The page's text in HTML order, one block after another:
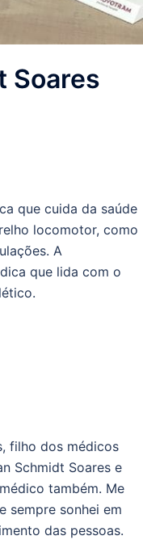
Soares
que cuida da saúde
locomotor, como
A
que lida com o
filho dos médicos
Schmidt Soares e
também. Me
sempre sonhei em
das pessoas.